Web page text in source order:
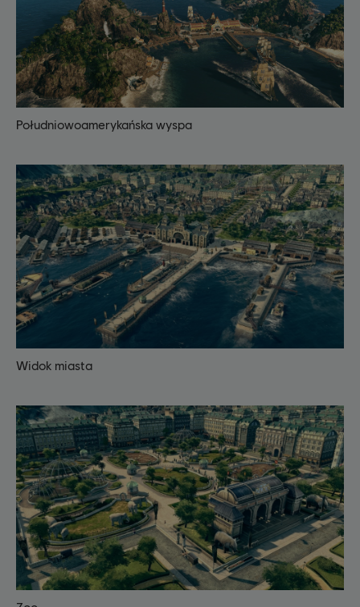
Południowoamerykańska wyspa
Widok miasta